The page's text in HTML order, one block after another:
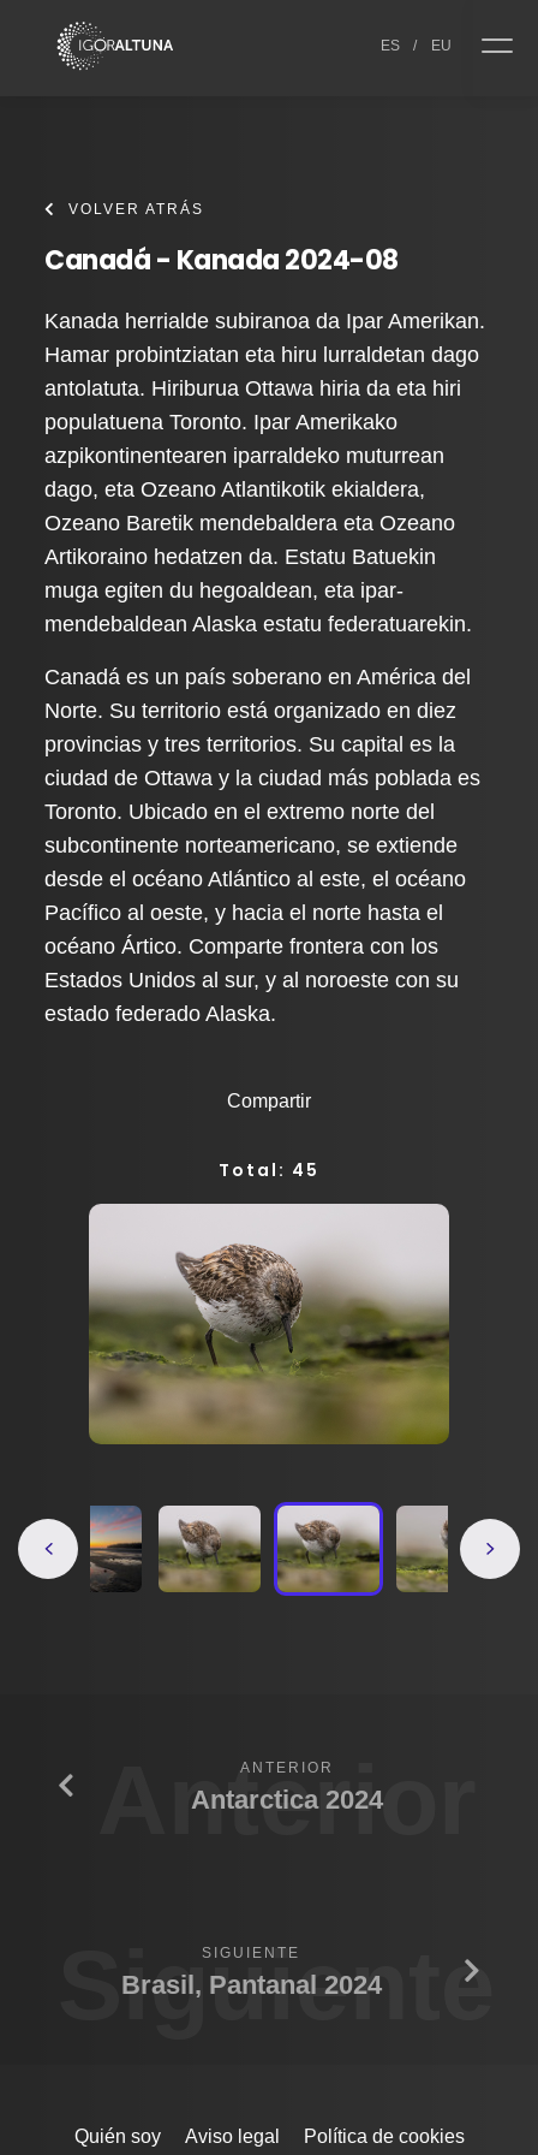
ES / EU
VOLVER ATRÁS
Canadá - Kanada 2024-08
Kanada herrialde subiranoa da Ipar Amerikan.
Hamar probintziatan eta hiru lurraldetan dago
antolatuta. Hiriburua Ottawa hiria da eta hiri
populatuena Toronto. Ipar Amerikako
azpikontinentearen iparraldeko muturrean
dago, eta Ozeano Atlantikotik ekialdera,
Ozeano Baretik mendebaldera eta Ozeano
Artikoraino hedatzen da. Estatu Batuekin
muga egiten du hegoaldean, eta ipar-
mendebaldean Alaska estatu federatuarekin.
Canadá es un país soberano en América del
Norte. Su territorio está organizado en diez
provincias y tres territorios. Su capital es la
ciudad de Ottawa y la ciudad más poblada es
Toronto. Ubicado en el extremo norte del
subcontinente norteamericano, se extiende
desde el océano Atlántico al este, el océano
Pacífico al oeste, y hacia el norte hasta el
océano Ártico. Comparte frontera con los
Estados Unidos al sur, y al noroeste con su
estado federado Alaska.
Compartir
Total: 45
Anterior
ANTERIOR
Antarctica 2024
Siguiente
SIGUIENTE
Brasil, Pantanal 2024
Quién soy Aviso legal Política de cookies